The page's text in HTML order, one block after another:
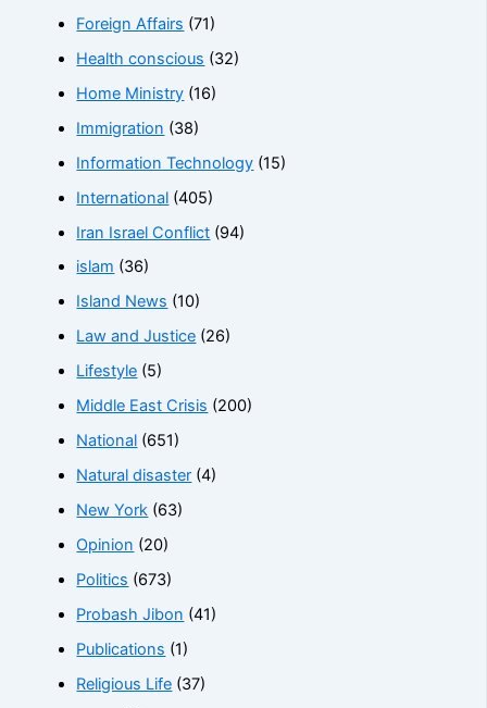
Foreign Affairs (71)
Health conscious (32)
Home Ministry (16)
Immigration (38)
Information Technology (15)
International (405)
Iran Israel Conflict (94)
islam (36)
Island News (10)
Law and Justice (26)
Lifestyle (5)
Middle East Crisis (200)
National (651)
Natural disaster (4)
New York (63)
Opinion (20)
Politics (673)
Probash Jibon (41)
Publications (1)
Religious Life (37)